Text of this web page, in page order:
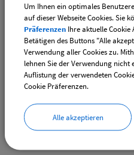
Downloads
Den gewählten Termin
downloaden
Den gewählten Termin als
downloaden
Um Ihnen ein optimales
auf dieser Webseite Cookies. Sie
Präferenzen Ihre aktuelle Cookie
Betätigen des Buttons "Alle
Verwendung aller Cookies zu.
lehnen Sie der Verwendung nicht
Auflistung der verwendeten
Cookie Präferenzen.
Alle akzeptieren